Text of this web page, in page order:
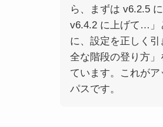
ら、まずは v6.2.5
v6.4.2 に上げて…」
に、設定を正しく
全な階段の登り方」
ています。これがア
パスです。